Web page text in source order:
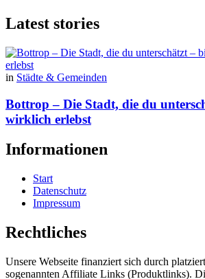
Latest stories
in Städte & Gemeinden
Bottrop – Die Stadt, die du
wirklich erlebst
Informationen
Start
Datenschutz
Impressum
Rechtliches
Unsere Webseite finanziert sich durch
sogenannten Affiliate Links (Produktlinks).